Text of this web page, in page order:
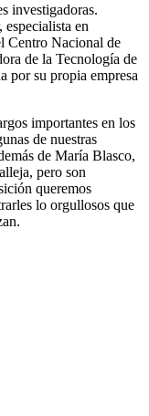
investigadoras.
en
Centro Nacional de
de la Tecnología de
por su propia empresa
importantes en los
de nuestras
de María Blasco,
pero son
queremos
lo orgullosos que